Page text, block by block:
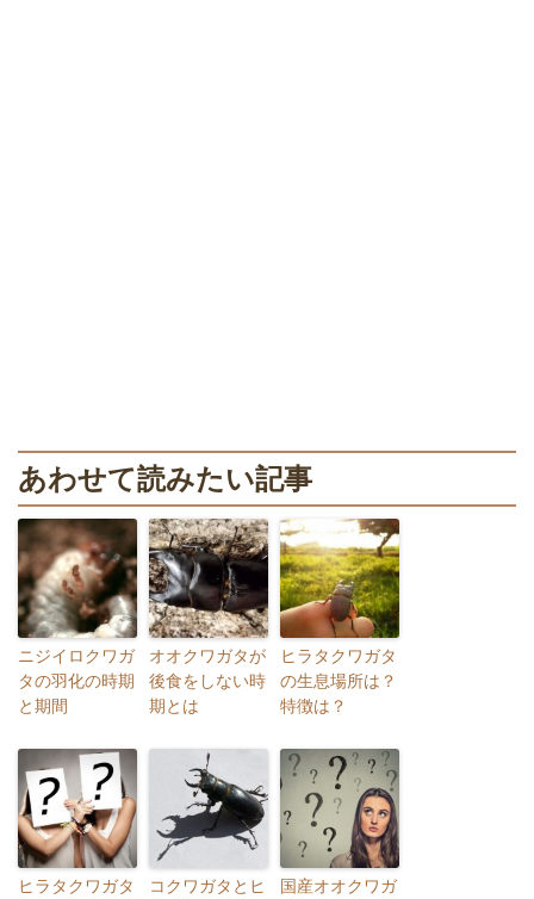
あわせて読みたい記事
ニジイロクワガ
タの羽化の時期
と期間
オオクワガタが
後食をしない時
期とは
ヒラタクワガタ
の生息場所は？
特徴は？
ヒラタクワガタ
コクワガタとヒ
国産オオクワガ